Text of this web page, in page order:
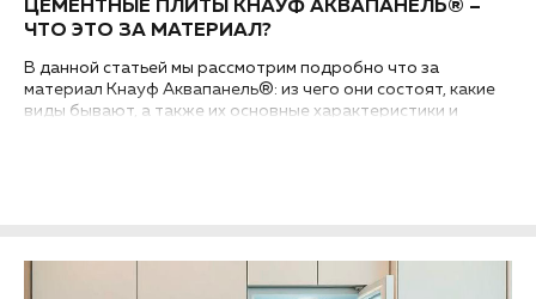
ЦЕМЕНТНЫЕ ПЛИТЫ КНАУФ АКВАПАНЕЛЬ® –
ЧТО ЭТО ЗА МАТЕРИАЛ?
В данной статьей мы рассмотрим подробно что за
материал Кнауф Аквапанель®: из чего они состоят, какие
виды бывают, а также их основные характеристики и